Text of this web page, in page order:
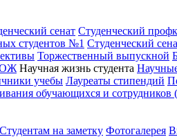
сенат Студенческий
студентов №1 Студенческий
Торжественный выпускной
Научная жизнь студента
учебы Лауреаты стипендий
обучающихся и
Студентам на заметку Фотогалерея